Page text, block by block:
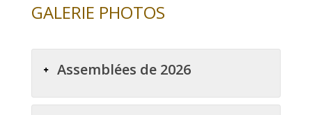
GALERIE PHOTOS
Assemblées de 2026